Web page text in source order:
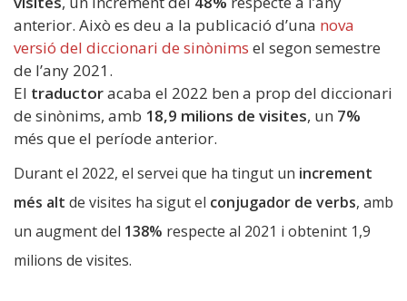
anterior. Això es deu a la publicació d’una nova
versió del diccionari de sinònims el segon semestre
de l’any 2021.
El traductoracaba el 2022 ben a prop del diccionari
de sinònims, amb 18,9 milions de visites, un 7%
més que el període anterior.
Durant el 2022, el servei que ha tingut un increment
més alt de visites ha sigut el conjugador de verbs, amb
un augment del 138% respecte al 2021 i obtenint 1,9
milions de visites.